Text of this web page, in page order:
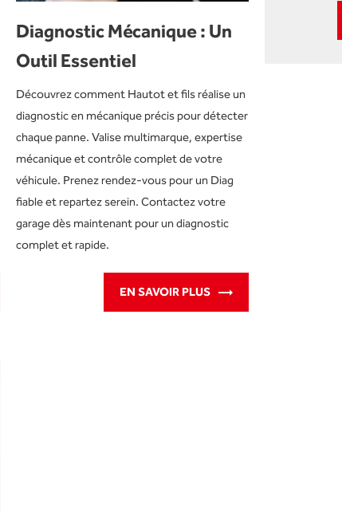
Diagnostic Mécanique : Un
Outil Essentiel
Découvrez comment Hautot et fils réalise un
diagnostic en mécanique précis pour détecter
chaque panne. Valise multimarque, expertise
mécanique et contrôle complet de votre
véhicule. Prenez rendez-vous pour un Diag
fiable et repartez serein. Contactez votre
garage dès maintenant pour un diagnostic
complet et rapide.
EN SAVOIR PLUS